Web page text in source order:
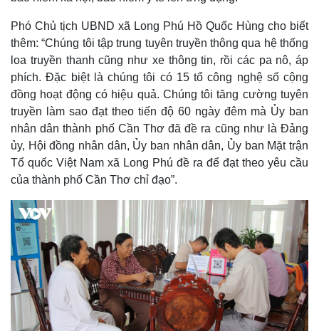
Phó Chủ tịch UBND xã Long Phú Hồ Quốc Hùng cho biết
thêm: “Chúng tôi tập trung tuyên truyền thông qua hệ thống
loa truyền thanh cũng như xe thông tin, rồi các pa nô, áp
phích. Đặc biệt là chúng tôi có 15 tổ công nghệ số cộng
đồng hoạt động có hiệu quả. Chúng tôi tăng cường tuyên
truyền làm sao đạt theo tiến độ 60 ngày đêm mà Ủy ban
nhân dân thành phố Cần Thơ đã đề ra cũng như là Đảng
ủy, Hội đồng nhân dân, Ủy ban nhân dân, Ủy ban Mặt trận
Tổ quốc Việt Nam xã Long Phú đề ra để đạt theo yêu cầu
của thành phố Cần Thơ chỉ đạo”.